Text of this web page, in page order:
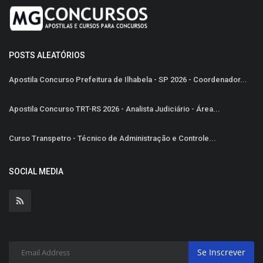
POSTS ALEATÓRIOS
Apostila Concurso Prefeitura de Ilhabela - SP 2026 - Coordenador...
Apostila Concurso TRT-RS 2026 - Analista Judiciário - Área...
Curso Transpetro - Técnico de Administração e Controle...
SOCIAL MEDIA
Se Inscrever